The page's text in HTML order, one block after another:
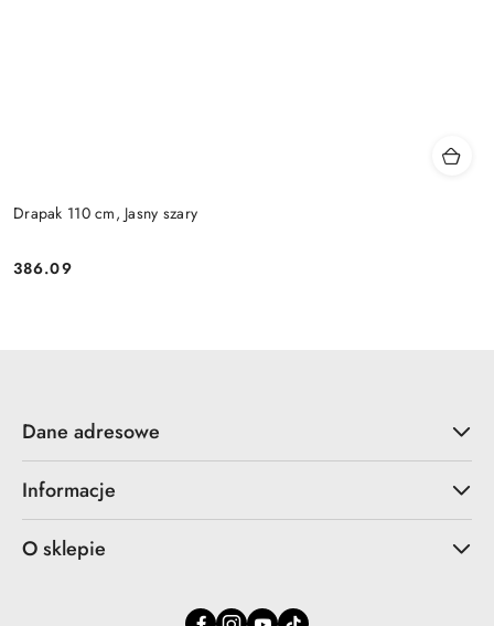
Drapak 110 cm, Jasny szary
Cena:
386.09
Dane adresowe
Informacje
O sklepie